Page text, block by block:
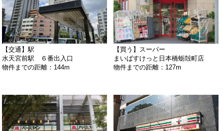
【交通】駅
水天宮前駅 ６番出入口
物件までの距離：144m
【買う】スーパー
まいばすけっと日本橋蛎殻町店
物件までの距離：127m